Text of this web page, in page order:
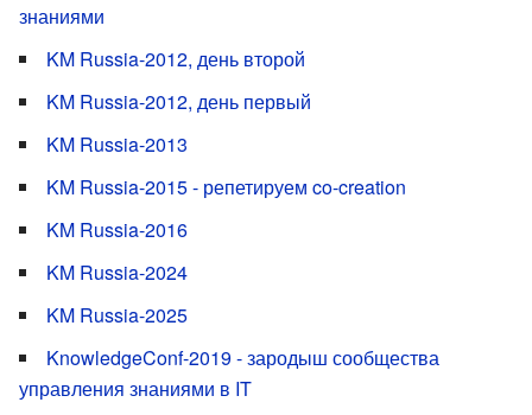
знаниями
KM Russia-2012, день второй
KM Russia-2012, день первый
KM Russia-2013
KM Russia-2015 - репетируем co-creation
KM Russia-2016
KM Russia-2024
KM Russia-2025
KnowledgeConf-2019 - зародыш сообщества
управления знаниями в IT